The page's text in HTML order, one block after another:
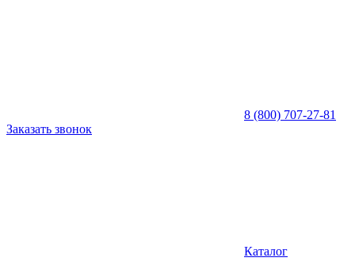
8 (800) 707-27-81
Заказать звонок
Каталог